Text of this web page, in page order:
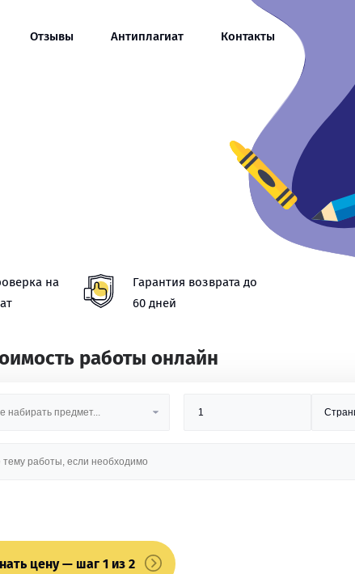
Отзывы Антиплагиат Контакты
на
Гарантия возврата до
60 дней
работы онлайн
цену — шаг 1 из 2